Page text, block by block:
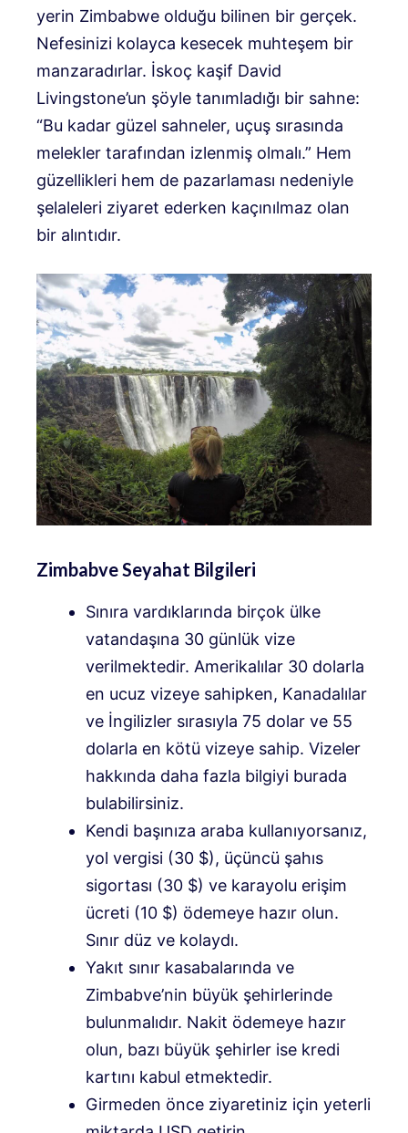
yerin Zimbabwe olduğu bilinen bir gerçek.
Nefesinizi kolayca kesecek muhteşem bir
manzaradırlar. İskoç kaşif David
Livingstone’un şöyle tanımladığı bir sahne:
“Bu kadar güzel sahneler, uçuş sırasında
melekler tarafından izlenmiş olmalı.” Hem
güzellikleri hem de pazarlaması nedeniyle
şelaleleri ziyaret ederken kaçınılmaz olan
bir alıntıdır.
Zimbabve Seyahat Bilgileri
Sınıra vardıklarında birçok ülke
vatandaşına 30 günlük vize
verilmektedir. Amerikalılar 30 dolarla
en ucuz vizeye sahipken, Kanadalılar
ve İngilizler sırasıyla 75 dolar ve 55
dolarla en kötü vizeye sahip. Vizeler
hakkında daha fazla bilgiyi burada
bulabilirsiniz.
Kendi başınıza araba kullanıyorsanız,
yol vergisi (30 $), üçüncü şahıs
sigortası (30 $) ve karayolu erişim
ücreti (10 $) ödemeye hazır olun.
Sınır düz ve kolaydı.
Yakıt sınır kasabalarında ve
Zimbabve’nin büyük şehirlerinde
bulunmalıdır. Nakit ödemeye hazır
olun, bazı büyük şehirler ise kredi
kartını kabul etmektedir.
Girmeden önce ziyaretiniz için yeterli